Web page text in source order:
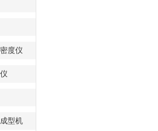
度仪
型机